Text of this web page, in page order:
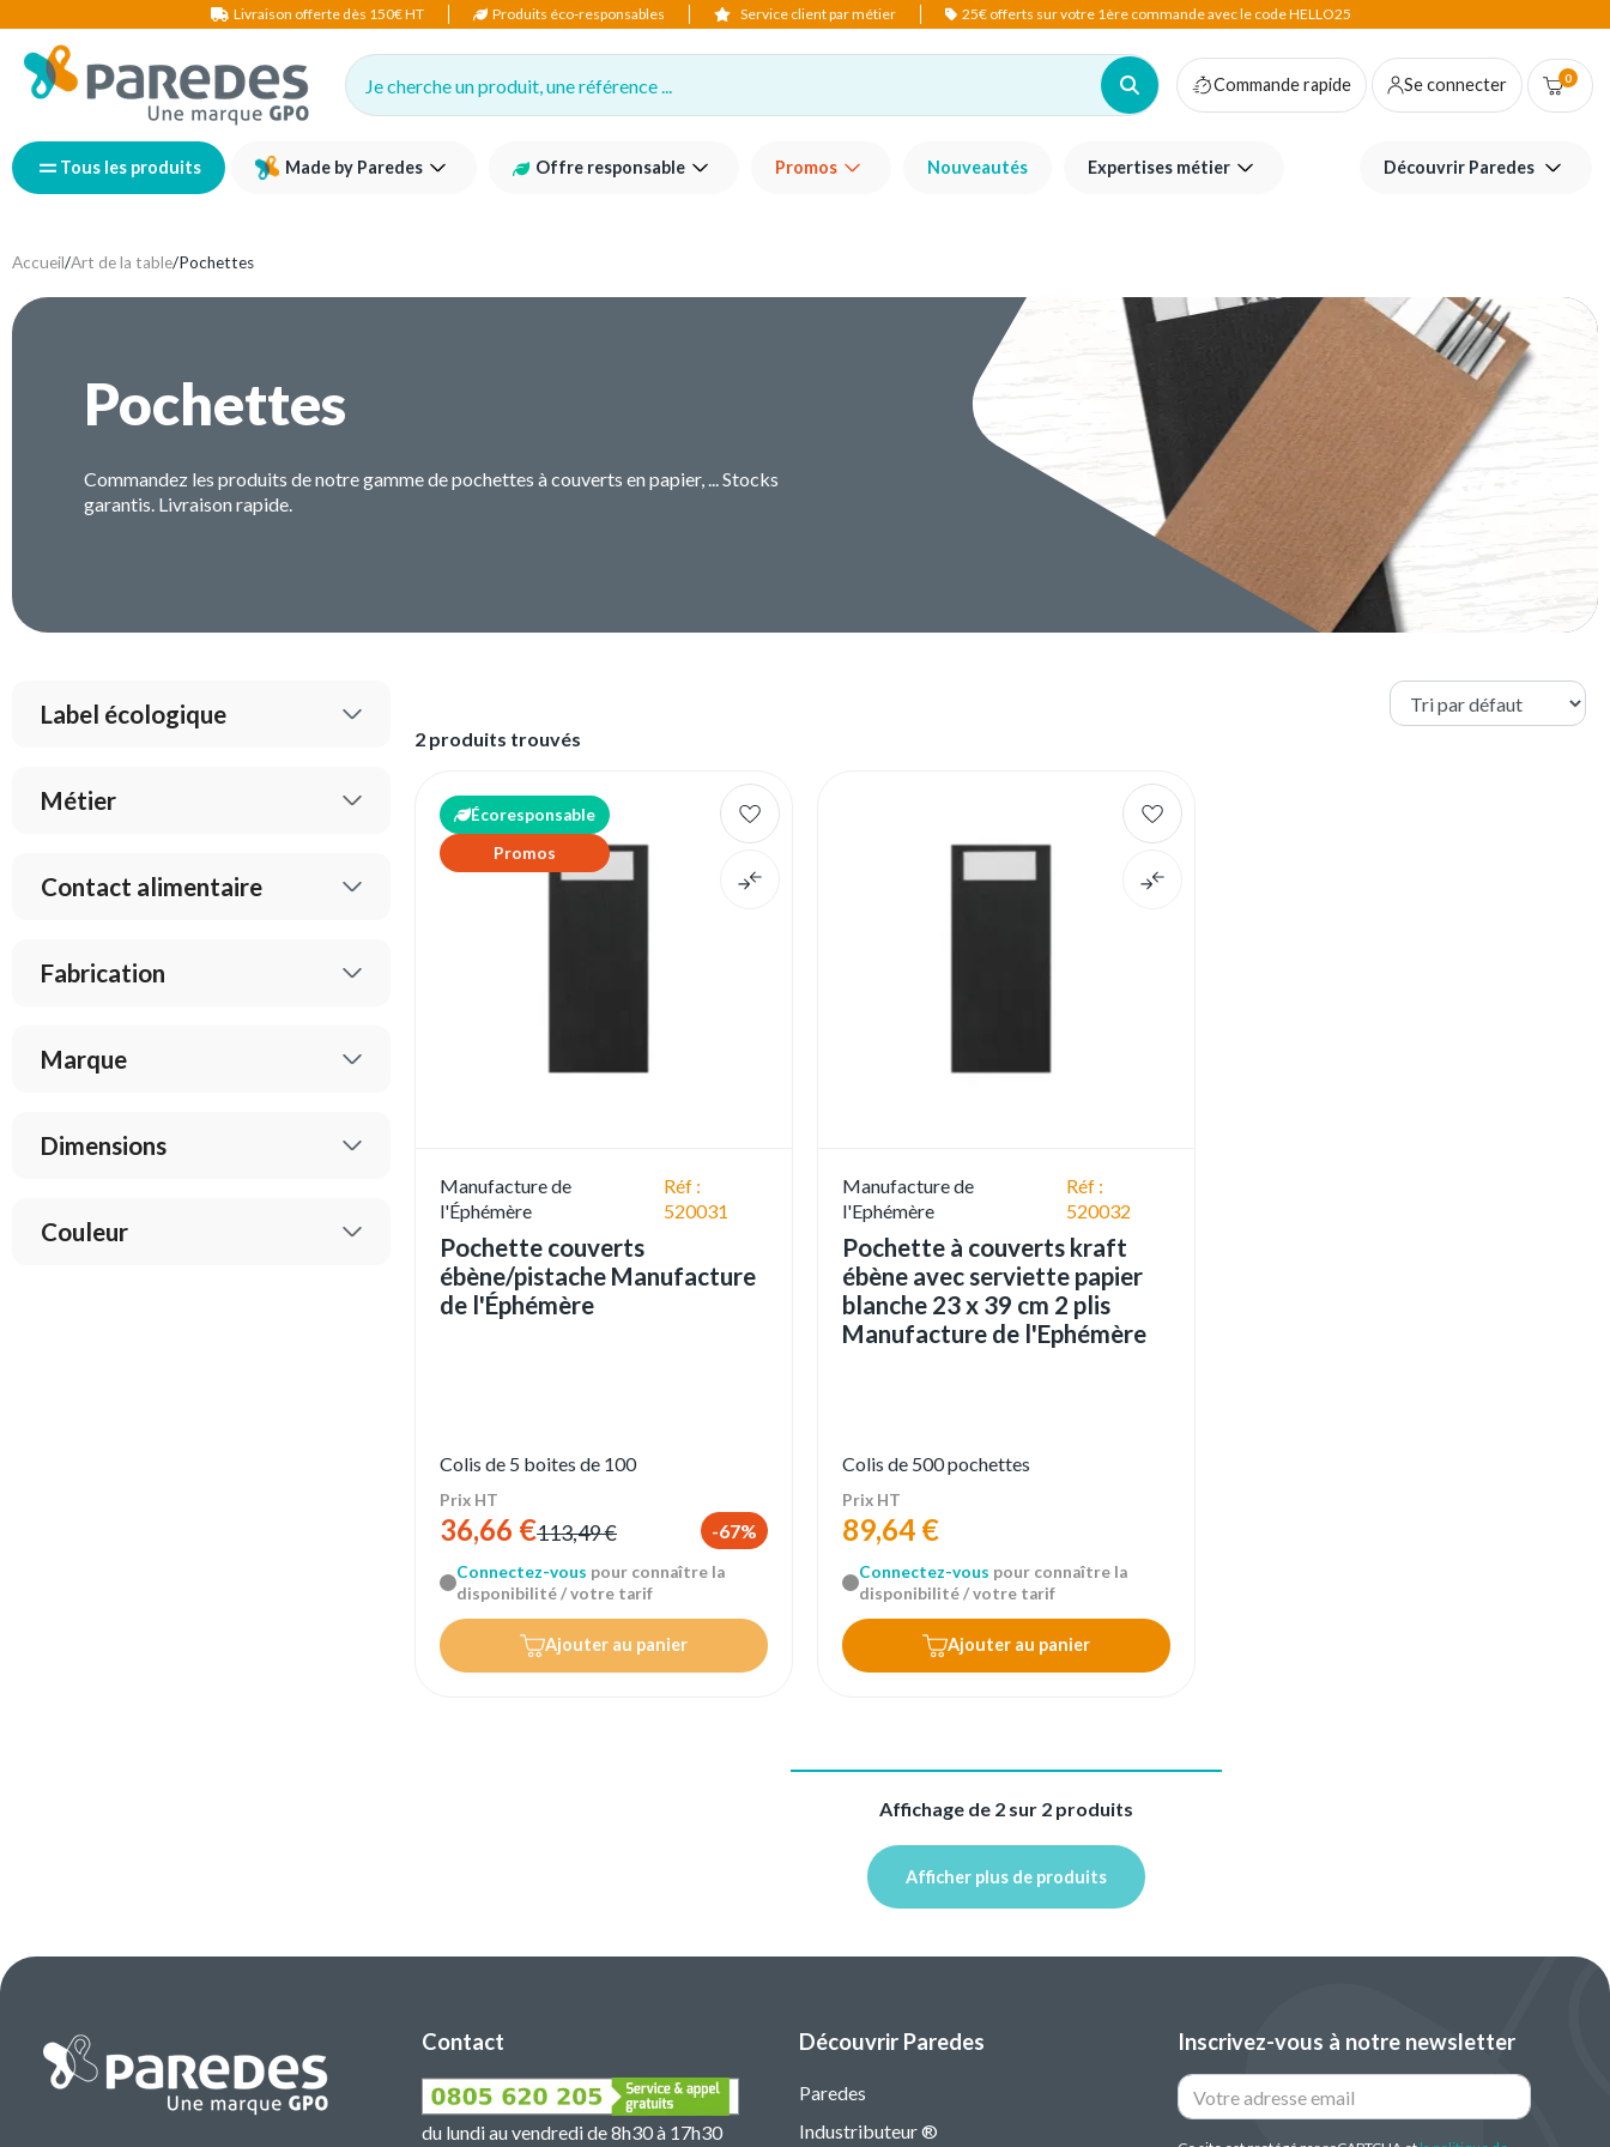
Livraison offerte dès 150€ HT Produits éco-responsables Service client par métier 25€ offerts sur votre 1ère commande avec le code HELLO25
Je cherche un produit, une référence ... Commande rapide Se connecter 0
Tous les produits Made by Paredes Offre responsable Promos Nouveautés Expertises métier Découvrir Paredes
Accueil/Art de la table/Pochettes
Pochettes
Commandez les produits de notre gamme de pochettes à couverts en papier, ... Stocks
garantis. Livraison rapide.
Label écologique
Métier
Contact alimentaire
Fabrication
Marque
Dimensions
Couleur
2 produits trouvés
Écoresponsable
Promos
Manufacture de
l'Éphémère
Réf :
520031
Pochette couverts
ébène/pistache Manufacture
de l'Éphémère
Colis de 5 boites de 100
Prix HT
36,66 €113,49 € -67%
Connectez-vous pour connaître la
disponibilité / votre tarif
Ajouter au panier
Manufacture de
l'Ephémère
Réf :
520032
Pochette à couverts kraft
ébène avec serviette papier
blanche 23 x 39 cm 2 plis
Manufacture de l'Ephémère
Colis de 500 pochettes
Prix HT
89,64 €
Connectez-vous pour connaître la
disponibilité / votre tarif
Ajouter au panier
Affichage de 2 sur 2 produits
Afficher plus de produits
Contact
du lundi au vendredi de 8h30 à 17h30
Découvrir Paredes
Paredes
Industributeur ®
Inscrivez-vous à notre newsletter